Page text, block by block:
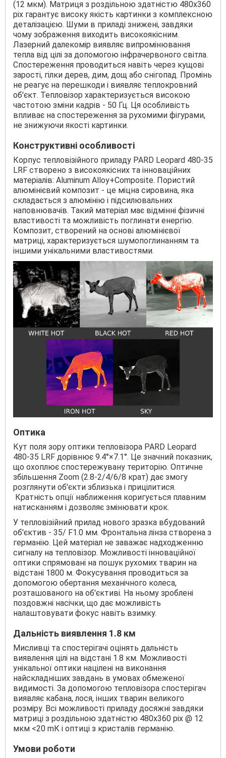
(12 мкм). Матриця з роздільною здатністю 480х360
pix гарантує високу якість картинки з комплексною
деталізацією. Шуми в приладі знижені, завдяки
чому зображення виходить високоякісним.
Лазерний далекомір виявляє випромінювання
тепла від цілі за допомогою інфрачервоного світла.
Спостереження проводиться навіть через кущові
зарості, гілки дерев, дим, дощ або снігопад. Промінь
не реагує на перешкоди і виявляє теплокровний
об'єкт. Тепловізор характеризується високою
частотою зміни кадрів - 50 Гц. Ця особливість
впливає на спостереження за рухомими фігурами,
не знижуючи якості картинки.
Конструктивні особливості
Корпус тепловізійного приладу PARD Leopard 480-35
LRF створено з високоякісних та інноваційних
матеріалів: Aluminum Alloy+Composite. Пористий
алюмінієвий композит - це міцна сировина, яка
складається з алюмінію і підсилювальних
наповнювачів. Такий матеріал має відмінні фізичні
властивості та можливість поглинати енергію.
Композит, створений на основі алюмінієвої
матриці, характеризується шумопоглинанням та
іншими унікальними властивостями.
Оптика
Кут поля зору оптики тепловізора PARD Leopard
480-35 LRF дорівнює 9.4°×7.1°. Це значний показник,
що охоплює спостережувану територію. Оптичне
збільшення Zoom (2.8-2/4/6/8 крат) дає змогу
розглянути об'єкти зблизька і прицілитися.
Кратність опції наближення коригується плавним
натисканням і дозволяє змінювати крок.
У тепловізійний прилад нового зразка вбудований
об'єктив - 35/ F1.0 мм. Фронтальна лінза створена з
германію. Цей матеріал не заважає надходженню
сигналу на тепловізор. Можливості інноваційної
оптики спрямовані на пошук рухомих тварин на
відстані 1800 м. Фокусування проводиться за
допомогою обертання механічного колеса,
розташованого на об'єктиві. На ньому зроблені
поздовжні насічки, що дає можливість
налаштовувати фокус навіть взимку.
Дальність виявлення 1.8 км
Мисливці та спостерігачі оцінять дальність
виявлення цілі на відстані 1.8 км. Можливості
унікальної оптики націлені на виконання
найскладніших завдань в умовах обмеженої
видимості. За допомогою тепловізора спостерігач
виявляє кабана, лося, інших тварин великого
розміру. Всі можливості приладу досяжні завдяки
матриці з роздільною здатністю 480х360 pix @ 12
мкм <20 mК і оптиці з кристалів германію.
Умови роботи